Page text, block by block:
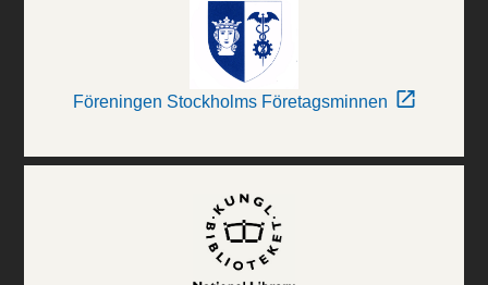
Föreningen Stockholms Företagsminnen